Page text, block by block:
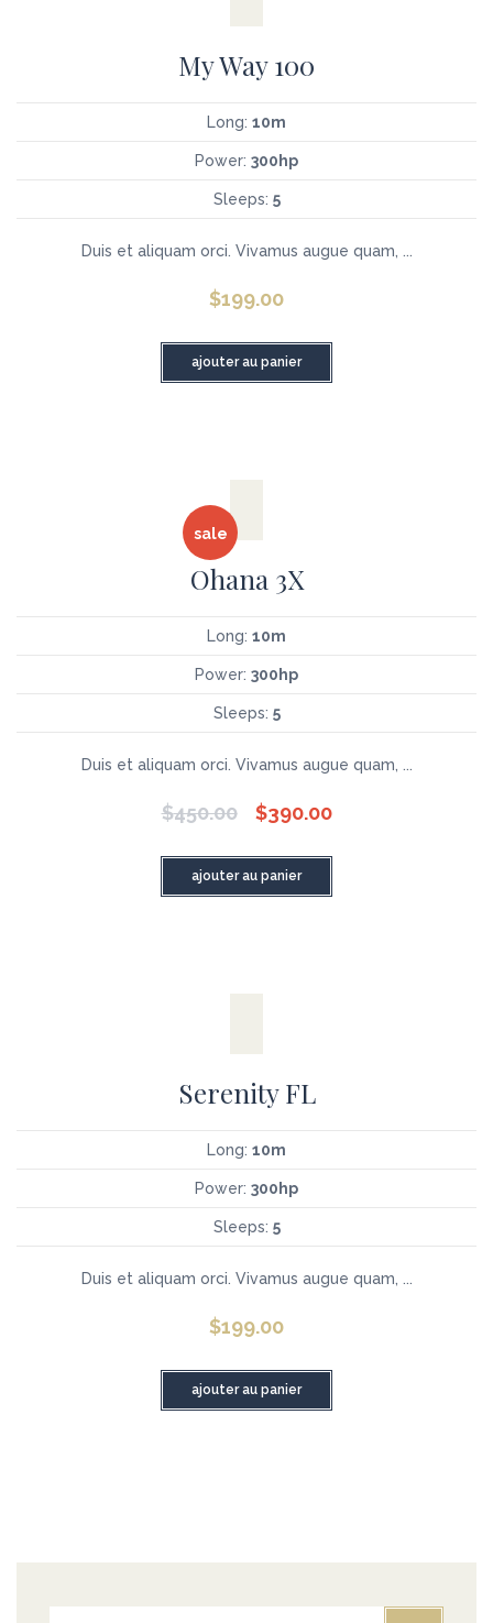
My Way 100
Long: 10m
Power: 300hp
Sleeps: 5
Duis et aliquam orci. Vivamus augue quam, ...
$199.00
ajouter au panier
sale
Ohana 3X
Long: 10m
Power: 300hp
Sleeps: 5
Duis et aliquam orci. Vivamus augue quam, ...
$450.00 $390.00
ajouter au panier
Serenity FL
Long: 10m
Power: 300hp
Sleeps: 5
Duis et aliquam orci. Vivamus augue quam, ...
$199.00
ajouter au panier